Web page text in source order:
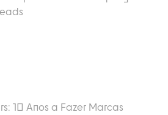
10 Anos a Fazer Marcas